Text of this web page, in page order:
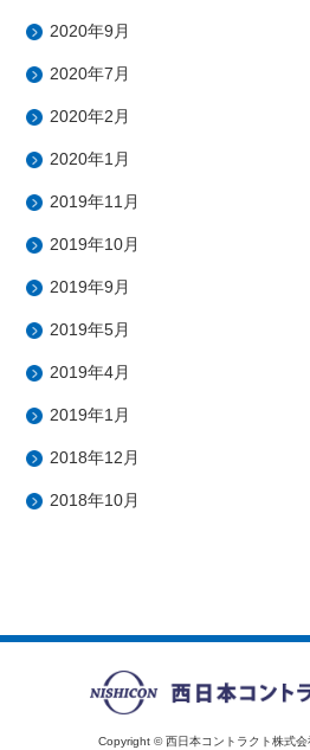
2020年9月
2020年7月
2020年2月
2020年1月
2019年11月
2019年10月
2019年9月
2019年5月
2019年4月
2019年1月
2018年12月
2018年10月
Copyright © 西日本コントラクト株式会